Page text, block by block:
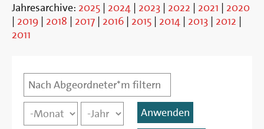
Jahresarchive: 2025 | 2024 | 2023 | 2022 | 2021 | 2020
| 2019 | 2018 | 2017 | 2016 | 2015 | 2014 | 2013 | 2012 |
2011
Abgeordnete*r
Datum
Monat Jahr